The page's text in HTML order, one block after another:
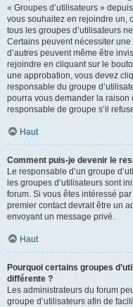
« Groupes d’utilisateurs »
vous souhaitez en rejoindre un,
tous les groupes d’utilisateurs
Certains peuvent nécessiter
d’autres peuvent même être
rejoindre en cliquant sur le
une approbation, vous devez
responsable du groupe
pourra vous demander la raison
responsable de groupe s’il
Haut
Comment puis-je devenir le
Le responsable d’un groupe
les groupes d’utilisateurs sont
forum. Si vous êtes intéressé
premier contact devrait être un
envoyant un message privé.
Haut
Pourquoi certains groupes
différente ?
Les administrateurs du forum
groupe d’utilisateurs afin de